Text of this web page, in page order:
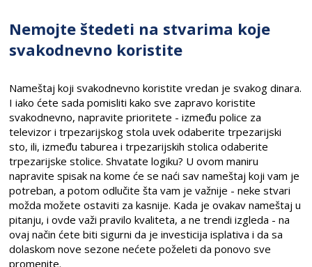
Nemojte štedeti na stvarima koje
svakodnevno koristite
Nameštaj koji svakodnevno koristite vredan je svakog dinara.
I iako ćete sada pomisliti kako sve zapravo koristite
svakodnevno, napravite prioritete - između police za
televizor i trpezarijskog stola uvek odaberite trpezarijski
sto, ili, između taburea i trpezarijskih stolica odaberite
trpezarijske stolice. Shvatate logiku? U ovom maniru
napravite spisak na kome će se naći sav nameštaj koji vam je
potreban, a potom odlučite šta vam je važnije - neke stvari
možda možete ostaviti za kasnije. Kada je ovakav nameštaj u
pitanju, i ovde važi pravilo kvaliteta, a ne trendi izgleda - na
ovaj način ćete biti sigurni da je investicija isplativa i da sa
dolaskom nove sezone nećete poželeti da ponovo sve
promenite.